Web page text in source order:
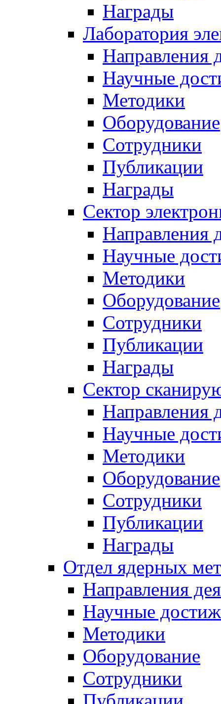
Награды
Лаборатория
Направления
Научные
Методики
Оборудование
Сотрудники
Публикации
Награды
Сектор
Направления
Научные
Методики
Оборудование
Сотрудники
Публикации
Награды
Сектор
Направления
Научные
Методики
Оборудование
Сотрудники
Публикации
Награды
Отдел ядерных
Направления
Научные
Методики
Оборудование
Сотрудники